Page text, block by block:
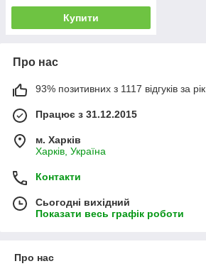
Купити
Про нас
93% позитивних з 1117 відгуків за рік
Працює з 31.12.2015
м. Харків
Харків, Україна
Контакти
Сьогодні вихідний
Показати весь графік роботи
Про нас